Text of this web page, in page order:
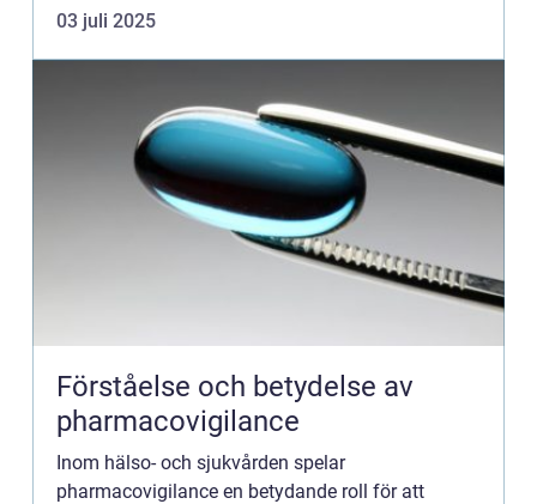
03 juli 2025
Förståelse och betydelse av
pharmacovigilance
Inom hälso- och sjukvården spelar
pharmacovigilance en betydande roll för att